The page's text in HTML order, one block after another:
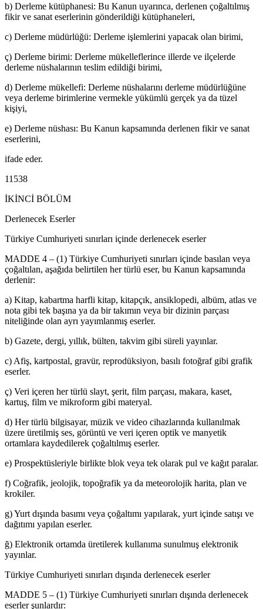
b) Derleme kütüphanesi: Bu Kanun uyarınca, derlenen çoğaltılmış
fikir ve sanat eserlerinin gönderildiği kütüphaneleri,
c) Derleme müdürlüğü: Derleme işlemlerini yapacak olan birimi,
ç) Derleme birimi: Derleme mükelleflerince illerde ve ilçelerde
derleme nüshalarının teslim edildiği birimi,
d) Derleme mükellefi: Derleme nüshalarını derleme müdürlüğüne
veya derleme birimlerine vermekle yükümlü gerçek ya da tüzel
kişiyi,
e) Derleme nüshası: Bu Kanun kapsamında derlenen fikir ve sanat
eserlerini,
ifade eder.
11538
İKİNCİ BÖLÜM
Derlenecek Eserler
Türkiye Cumhuriyeti sınırları içinde derlenecek eserler
MADDE 4 – (1) Türkiye Cumhuriyeti sınırları içinde basılan veya
çoğaltılan, aşağıda belirtilen her türlü eser, bu Kanun kapsamında
derlenir:
a) Kitap, kabartma harfli kitap, kitapçık, ansiklopedi, albüm, atlas ve
nota gibi tek başına ya da bir takımın veya bir dizinin parçası
niteliğinde olan ayrı yayımlanmış eserler.
b) Gazete, dergi, yıllık, bülten, takvim gibi süreli yayınlar.
c) Afiş, kartpostal, gravür, reprodüksiyon, basılı fotoğraf gibi grafik
eserler.
ç) Veri içeren her türlü slayt, şerit, film parçası, makara, kaset,
kartuş, film ve mikroform gibi materyal.
d) Her türlü bilgisayar, müzik ve video cihazlarında kullanılmak
üzere üretilmiş ses, görüntü ve veri içeren optik ve manyetik
ortamlara kaydedilerek çoğaltılmış eserler.
e) Prospektüsleriyle birlikte blok veya tek olarak pul ve kağıt paralar.
f) Coğrafik, jeolojik, topoğrafik ya da meteorolojik harita, plan ve
krokiler.
g) Yurt dışında basımı veya çoğaltımı yapılarak, yurt içinde satışı ve
dağıtımı yapılan eserler.
ğ) Elektronik ortamda üretilerek kullanıma sunulmuş elektronik
yayınlar.
Türkiye Cumhuriyeti sınırları dışında derlenecek eserler
MADDE 5 – (1) Türkiye Cumhuriyeti sınırları dışında derlenecek
eserler şunlardır: